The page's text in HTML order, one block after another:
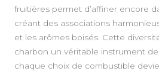
fruitières permet d’affiner encore
créant des associations
et les arômes boisés. Cette
charbon un véritable instrument
chaque choix de combustible